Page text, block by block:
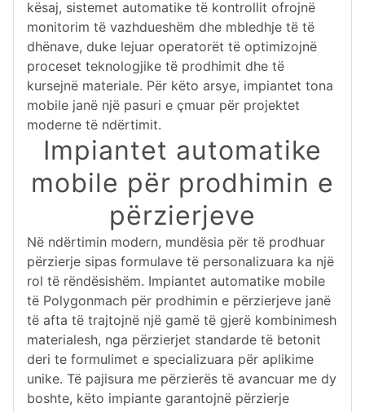
kësaj, sistemet automatike të kontrollit ofrojnë
monitorim të vazhdueshëm dhe mbledhje të të
dhënave, duke lejuar operatorët të optimizojnë
proceset teknologjike të prodhimit dhe të
kursejnë materiale. Për këto arsye, impiantet tona
mobile janë një pasuri e çmuar për projektet
moderne të ndërtimit.
Impiantet automatike
mobile për prodhimin e
përzierjeve
Në ndërtimin modern, mundësia për të prodhuar
përzierje sipas formulave të personalizuara ka një
rol të rëndësishëm. Impiantet automatike mobile
të Polygonmach për prodhimin e përzierjeve janë
të afta të trajtojnë një gamë të gjerë kombinimesh
materialesh, nga përzierjet standarde të betonit
deri te formulimet e specializuara për aplikime
unike. Të pajisura me përzierës të avancuar me dy
boshte, këto impiante garantojnë përzierje